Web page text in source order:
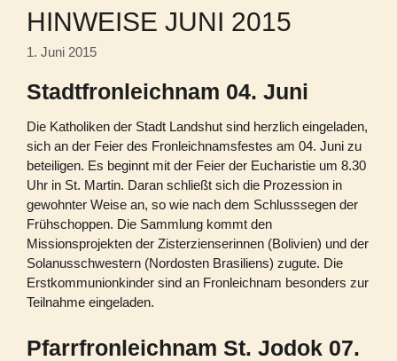
HINWEISE JUNI 2015
1. Juni 2015
Stadtfronleichnam 04. Juni
Die Katholiken der Stadt Landshut sind herzlich eingeladen,
sich an der Feier des Fronleichnamsfestes am 04. Juni zu
beteiligen. Es beginnt mit der Feier der Eucharistie um 8.30
Uhr in St. Martin. Daran schließt sich die Prozession in
gewohnter Weise an, so wie nach dem Schlusssegen der
Frühschoppen. Die Sammlung kommt den
Missionsprojekten der Zisterzienserinnen (Bolivien) und der
Solanusschwestern (Nordosten Brasiliens) zugute. Die
Erstkommunionkinder sind an Fronleichnam besonders zur
Teilnahme eingeladen.
Pfarrfronleichnam St. Jodok 07.